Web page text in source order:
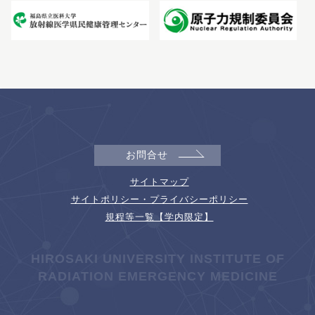
お問合せ
サイトマップ
サイトポリシー・プライバシーポリシー
規程等一覧【学内限定】
HIROSAKI UNIVERSITY INSTITUTE OF
RADIATION EMERGENCY MEDICINE